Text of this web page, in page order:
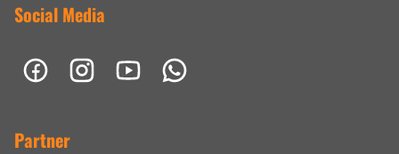
Social Media
Partner